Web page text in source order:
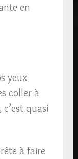
en
yeux
coller à
quasi
à faire